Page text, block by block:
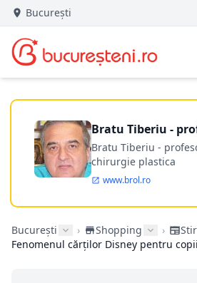
București
Bratu Tiberiu -
doctor
Bratu Tiberiu -
chirurgie plastica
www.brol.ro
București › Shopping ›